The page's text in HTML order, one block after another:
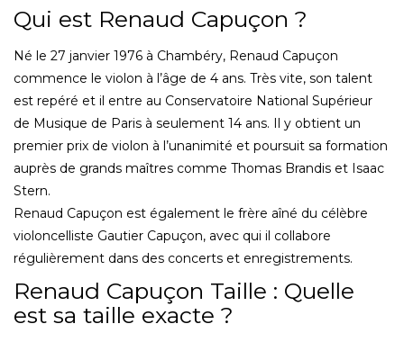
Qui est Renaud Capuçon ?
Né le 27 janvier 1976 à Chambéry, Renaud Capuçon
commence le violon à l’âge de 4 ans. Très vite, son talent
est repéré et il entre au Conservatoire National Supérieur
de Musique de Paris à seulement 14 ans. Il y obtient un
premier prix de violon à l’unanimité et poursuit sa formation
auprès de grands maîtres comme Thomas Brandis et Isaac
Stern.
Renaud Capuçon est également le frère aîné du célèbre
violoncelliste Gautier Capuçon, avec qui il collabore
régulièrement dans des concerts et enregistrements.
Renaud Capuçon Taille : Quelle
est sa taille exacte ?